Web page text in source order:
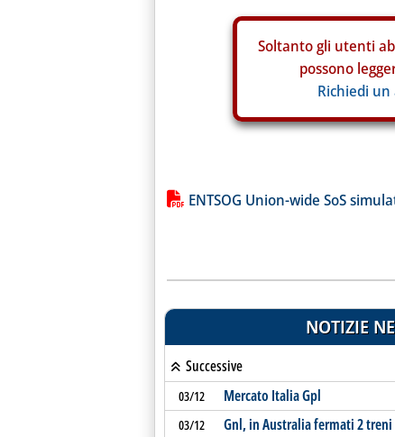
Soltanto gli utenti
possono
Richiedi
Lista allegati PDF alla
ENTSOG Union-wide SoS
NOTIZIE
Successive
03/12 Mercato Italia Gpl
03/12 Gnl, in Australia fermati 2